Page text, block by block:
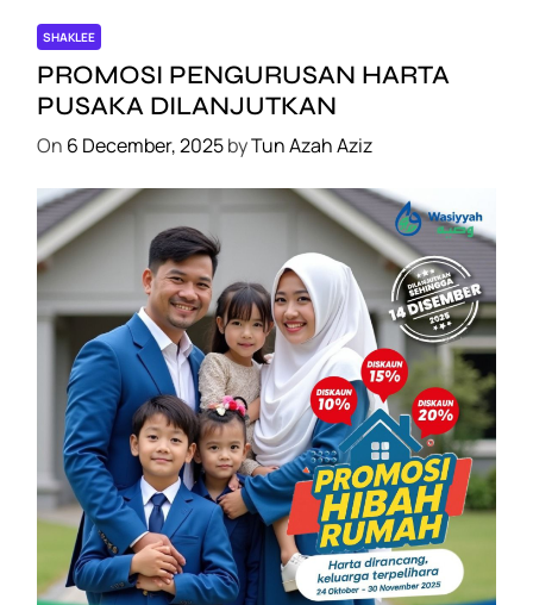
SHAKLEE
PROMOSI PENGURUSAN HARTA
PUSAKA DILANJUTKAN
On 6 December, 2025byTun Azah Aziz
SHAKLEE
PROMOSI HIBAH DILANJUTKAN
On6 December, 2025byTun Azah Aziz